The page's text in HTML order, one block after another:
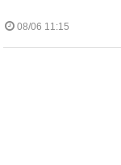
08/06 11:15